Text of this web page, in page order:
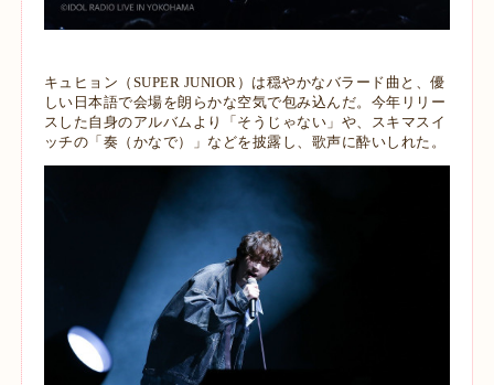
キュヒョン（SUPER JUNIOR）は穏やかなバラード曲と、優
しい日本語で会場を朗らかな空気で包み込んだ。今年リリー
スした自身のアルバムより「そうじゃない」や、スキマスイ
ッチの「奏（かなで）」などを披露し、歌声に酔いしれた。